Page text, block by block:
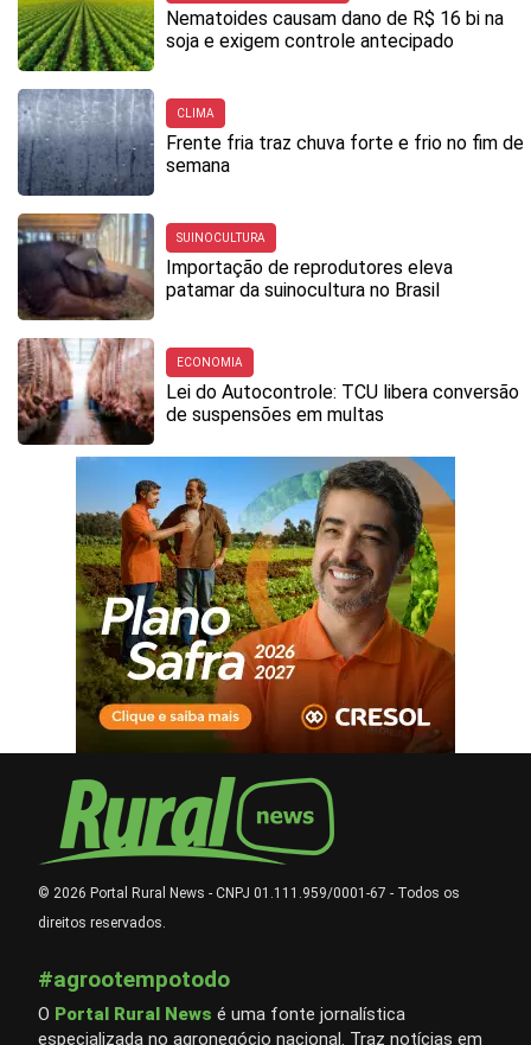
Nematoides causam dano de R$ 16 bi na
soja e exigem controle antecipado
CLIMA
Frente fria traz chuva forte e frio no fim de
semana
SUINOCULTURA
Importação de reprodutores eleva
patamar da suinocultura no Brasil
ECONOMIA
Lei do Autocontrole: TCU libera conversão
de suspensões em multas
© 2026 Portal Rural News - CNPJ 01.111.959/0001-67 - Todos os
direitos reservados.
#agrootempotodo
O Portal Rural News é uma fonte jornalística
especializada no agronegócio nacional. Traz notícias em